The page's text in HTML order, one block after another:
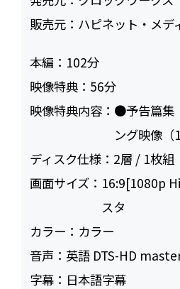
販売元： ハピネット・メデ
本編： 102
映像特典： 56
映像特典内容： ●予告篇
ング映像（
ディスク仕様： 2層 / 1枚組
画面サイズ： 16:9[1080p
スタ
カラー： カラー
音声： 英語 DTS-HD
字幕： 日本語字幕